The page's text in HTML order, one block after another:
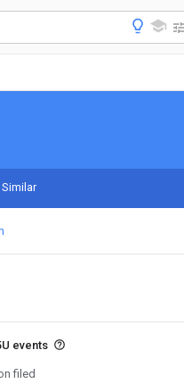
Similar
events
filed